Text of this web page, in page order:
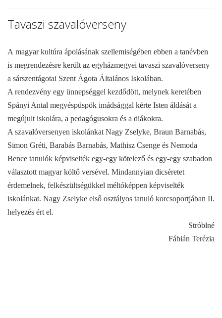
Tavaszi szavalóverseny
A magyar kultúra ápolásának szellemiségében ebben a tanévben
is megrendezésre került az egyházmegyei tavaszi szavalóverseny
a sárszentágotai Szent Ágota Általános Iskolában.
A rendezvény egy ünnepséggel kezdődött, melynek keretében
Spányi Antal megyéspüspök imádsággal kérte Isten áldását a
megújult iskolára, a pedagógusokra és a diákokra.
A szavalóversenyen iskolánkat Nagy Zselyke, Braun Barnabás,
Simon Gréti, Barabás Barnabás, Mathisz Csenge és Nemoda
Bence tanulók képviselték egy-egy kötelező és egy-egy szabadon
választott magyar költő versével. Mindannyian dicséretet
érdemelnek, felkészültségükkel méltóképpen képviselték
iskolánkat. Nagy Zselyke első osztályos tanuló korcsoportjában II.
helyezés ért el.
Stróblné
Fábián Terézia